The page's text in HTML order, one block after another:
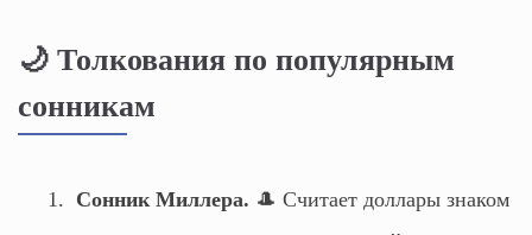
🌙 Толкования по популярным
сонникам
Сонник Миллера. 🎩 Считает доллары знаком